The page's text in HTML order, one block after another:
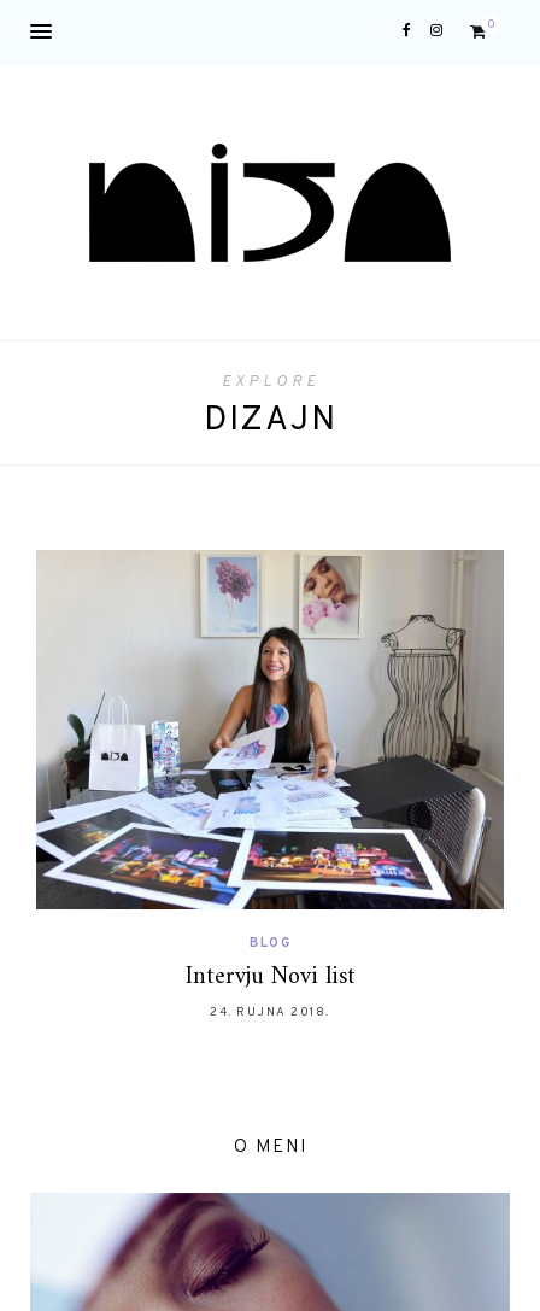
0
EXPLORE
DIZAJN
BLOG
Intervju Novi list
24. RUJNA 2018.
O MENI